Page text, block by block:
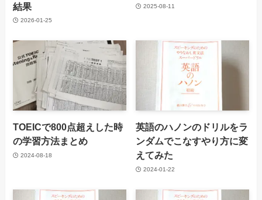
結果
2026-01-25
2025-08-11
TOEICで800点超えした時
の学習方法まとめ
2024-08-18
英語のハノンのドリルをラ
ンダムでこなすやり方に変
えてみた
2024-01-22